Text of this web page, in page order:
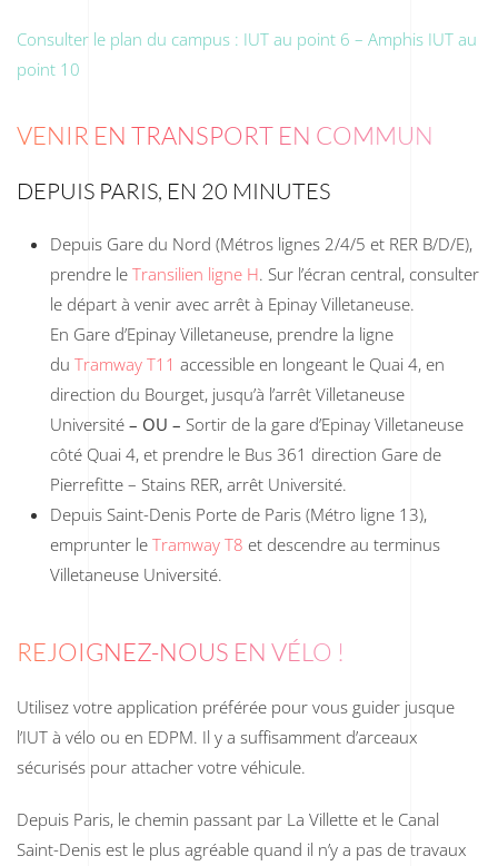
Consulter le plan du campus : IUT au point 6 – Amphis IUT au
point 10
VENIR EN TRANSPORT EN COMMUN
DEPUIS PARIS, EN 20 MINUTES
Depuis Gare du Nord (Métros lignes 2/4/5 et RER B/D/E),
prendre le Transilien ligne H. Sur l’écran central, consulter
le départ à venir avec arrêt à Epinay Villetaneuse.
En Gare d’Epinay Villetaneuse, prendre la ligne
du Tramway T11 accessible en longeant le Quai 4, en
direction du Bourget, jusqu’à l’arrêt Villetaneuse
Université – OU – Sortir de la gare d’Epinay Villetaneuse
côté Quai 4, et prendre le Bus 361 direction Gare de
Pierrefitte – Stains RER, arrêt Université.
Depuis Saint-Denis Porte de Paris (Métro ligne 13),
emprunter le Tramway T8 et descendre au terminus
Villetaneuse Université.
REJOIGNEZ-NOUS EN VÉLO !
Utilisez votre application préférée pour vous guider jusque
l’IUT à vélo ou en EDPM. Il y a suffisamment d’arceaux
sécurisés pour attacher votre véhicule.
Depuis Paris, le chemin passant par La Villette et le Canal
Saint-Denis est le plus agréable quand il n’y a pas de travaux